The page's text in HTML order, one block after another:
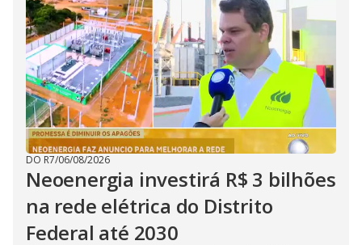
DO R7/06/08/2026
Neoenergia investirá R$ 3 bilhões
na rede elétrica do Distrito
Federal até 2030